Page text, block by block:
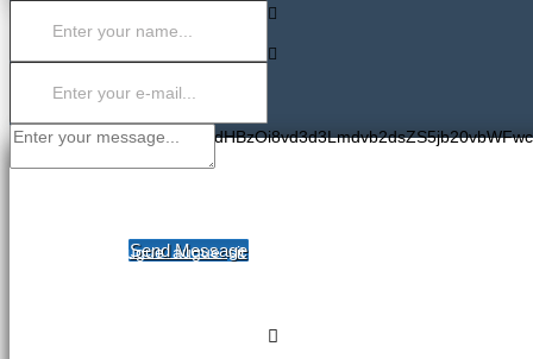
Send Message
Dolor aliquet augue augue sit magnis, magna aenean aenean